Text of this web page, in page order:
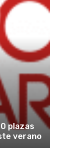
plazas
verano